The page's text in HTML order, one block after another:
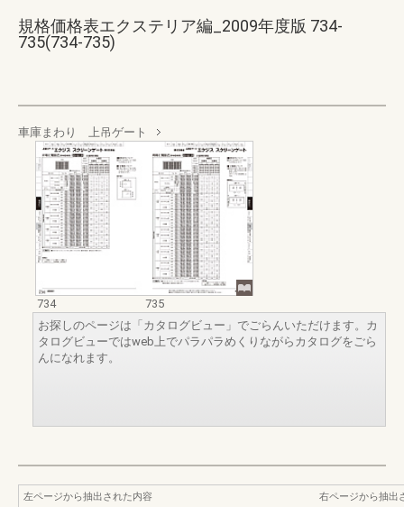
規格価格表エクステリア編_2009年度版 734-
735(734-735)
車庫まわり 上吊ゲート
734
735
お探しのページは「カタログビュー」でごらんいただけます。カ
タログビューではweb上でパラパラめくりながらカタログをごら
んになれます。
左ページから抽出された内容
右ページから抽出